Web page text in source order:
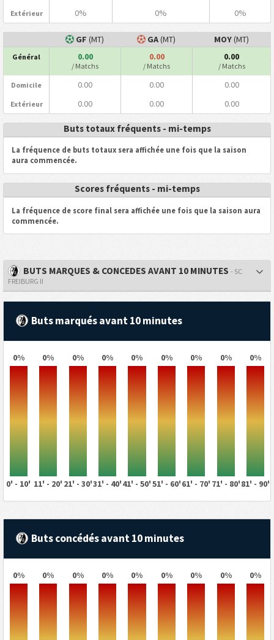
Extérieur 0% 0% 0%
GF (MT) GA(MT) MOY(MT)
Général 0.00
/ Matchs
0.00
/ Matchs
0.00
/ Matchs
Domicile 0.00 0.00 0.00
Extérieur 0.00 0.00 0.00
Buts totaux fréquents - mi-temps
La fréquence de buts totaux sera affichée une fois que la saison
aura commencée.
Scores fréquents - mi-temps
La fréquence de score final sera affichée une fois que la saison aura
commencée.
BUTS MARQUES & CONCEDES AVANT 10 MINUTES - SC
FREIBURG II
Buts marqués avant 10 minutes
0% 0% 0% 0% 0% 0% 0% 0% 0%
0' - 10' 11' - 20' 21' - 30'31' - 40'41' - 50'51' - 60'61' - 70' 71' - 80'81' - 90'
Buts concédés avant 10 minutes
0% 0% 0% 0% 0% 0% 0% 0% 0%